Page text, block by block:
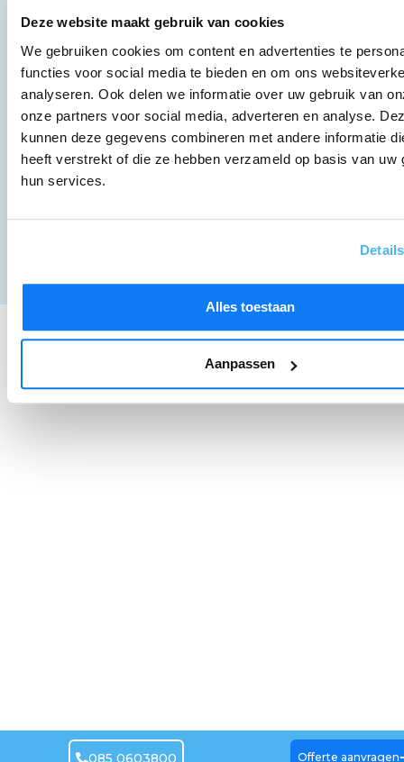
Deze website maakt gebruik van cookies
We gebruiken cookies om content en advertenties te
functies voor social media te bieden en om ons
analyseren. Ook delen we informatie over uw gebruik van
onze partners voor social media, adverteren en analyse.
kunnen deze gegevens combineren met andere informatie
heeft verstrekt of die ze hebben verzameld op basis van uw
hun services.
Alles toestaan
Aanpassen
maken
Offerte
aanvragen
Klant
aanbrengen
Waterkoelers
Drukverhogers
Veelgestelde
Onderhoud
waterontharder
085 0603800 Offerte aanvragen